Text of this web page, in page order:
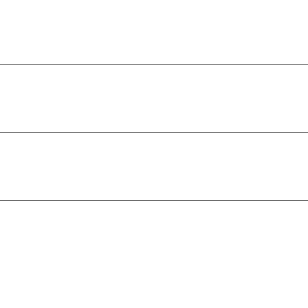
sem ação.
que? Não enxergava sentido algum...
e deixou um rastro de luz.
à minha volta a mesma luz. Então compreendi que,
dor uma pérola, eu também podia transformar
cursos de formação em Psicologia
Mani fundou o CLASI - Instituto de
e humanizadas de autoconhecimento, além de
Campinas e São Paulo, mas através de cursos
doutoras(es) e pós-graduadas(os). Um corpo
e auto cura para as pessoas por
para realização dos cursos e retiros, recebendo
pessoas vindas de todas as partes do brasil